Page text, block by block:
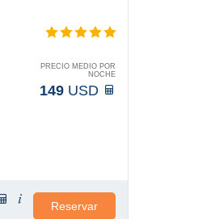
PRECIO MEDIO POR
NOCHE
149 USD
Reservar